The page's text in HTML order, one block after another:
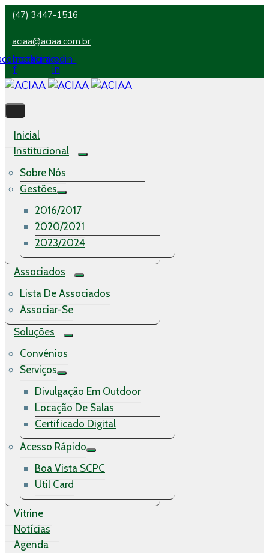
(47) 3447-1516
aciaa@aciaa.com.br
f
Instagram
Linkedin-
in
Inicial
Institucional
Sobre Nós
Gestões
2016/2017
2020/2021
2023/2024
Associados
Lista De Associados
Associar-Se
Soluções
Convênios
Serviços
Divulgação Em Outdoor
Locação De Salas
Certificado Digital
Acesso Rápido
Boa Vista SCPC
Util Card
Vitrine
Notícias
Agenda